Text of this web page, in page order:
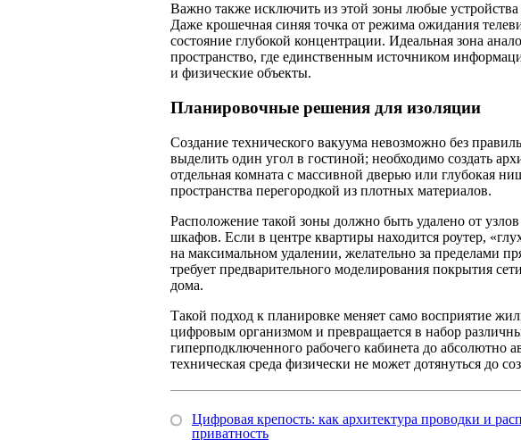
Важно также исключить из этой зоны любые
Даже крошечная синяя точка от режима ожидания
состояние глубокой концентрации. Идеальная зона
пространство, где единственным источником
и физические объекты.
Планировочные решения для изоляции
Создание технического вакуума невозможно без
выделить один угол в гостиной; необходимо создать
отдельная комната с массивной дверью или глубокая
пространства перегородкой из плотных материалов.
Расположение такой зоны должно быть удалено от
шкафов. Если в центре квартиры находится роутер,
на максимальном удалении, желательно за пределами
требует предварительного моделирования покрытия
дома.
Такой подход к планировке меняет само восприятие
цифровым организмом и превращается в набор
гиперподключенного рабочего кабинета до абсолютно
техническая среда физически не может дотянуться до
Цифровая крепость: как архитектура проводки и
приватность